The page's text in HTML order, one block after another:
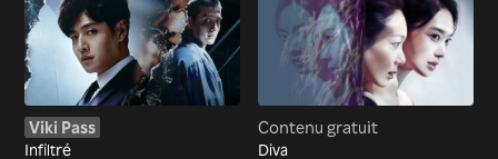
Viki Pass
Infiltré
Contenu gratuit
Diva